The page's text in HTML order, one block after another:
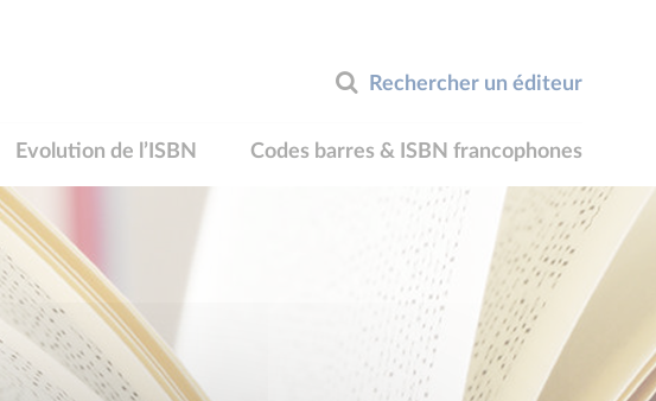
Rechercher un éditeur
Evolution de l’ISBN Codes barres & ISBN francophones